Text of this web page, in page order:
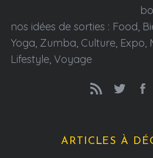
nos idées de sorties : Food,
Yoga, Zumba, Culture, Expo,
Lifestyle, Voyage
ARTICLES À